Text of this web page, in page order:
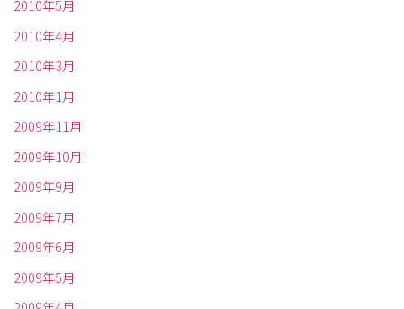
2010年5月
2010年4月
2010年3月
2010年1月
2009年11月
2009年10月
2009年9月
2009年7月
2009年6月
2009年5月